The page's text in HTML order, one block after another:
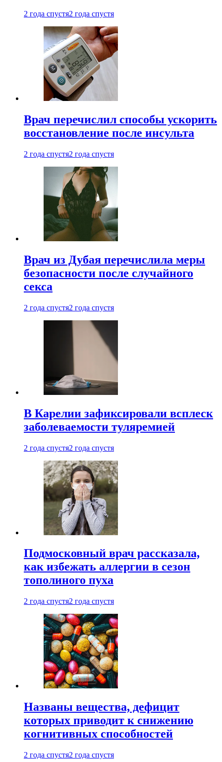
2 года спустя2 года спустя
Врач перечислил способы ускорить
восстановление после инсульта
2 года спустя2 года спустя
Врач из Дубая перечислила меры
безопасности после случайного
секса
2 года спустя2 года спустя
В Карелии зафиксировали всплеск
заболеваемости туляремией
2 года спустя2 года спустя
Подмосковный врач рассказала,
как избежать аллергии в сезон
тополиного пуха
2 года спустя2 года спустя
Названы вещества, дефицит
которых приводит к снижению
когнитивных способностей
2 года спустя2 года спустя